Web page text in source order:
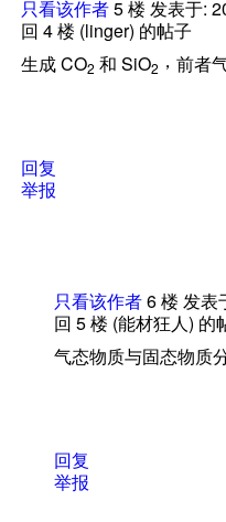
只看该作者5楼 发表于:
回 4楼 (linger) 的帖子
生成CO2 和 SiO2 ， 前者
回复
举报
只看该作者6楼 发表
回 5楼 (能材狂人) 的
气态物质与固态物质
回复
举报